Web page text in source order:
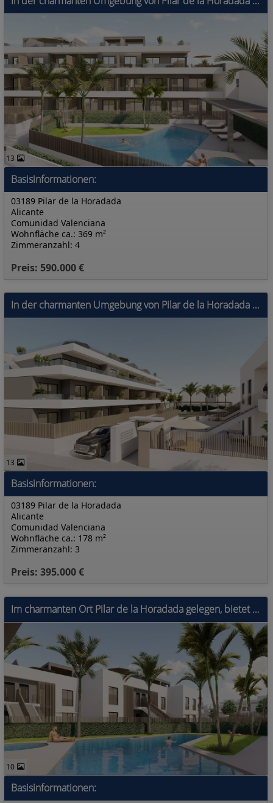
13
Basisinformationen:
03189 Pilar de la Horadada
Alicante
Comunidad Valenciana
Preis: 590.000 €
Wohnfläche ca.: 369 m²
Zimmeranzahl: 4
In der charmanten Umgebung von Pilar de la Horadada gelegen, bietet diese Wohnanlage eine Auswahl von 16 Immobilien, darunter Apartments, Erdgeschoss
13
Basisinformationen:
03189 Pilar de la Horadada
Alicante
Comunidad Valenciana
Preis: 395.000 €
Wohnfläche ca.: 178 m²
Zimmeranzahl: 3
Im charmanten Ort Pilar de la Horadada gelegen, bietet diese Wohnanlage eine exklusive Auswahl von 10 Bungalows. Sie sind für diejenigen konzipiert,
10
Basisinformationen: